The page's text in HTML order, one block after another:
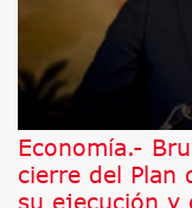
Economía.-
cierre del Plan
su ejecución y